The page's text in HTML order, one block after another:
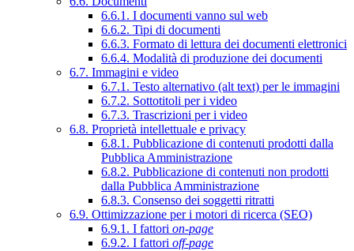
6.6.1. I documenti vanno sul web
6.6.2. Tipi di documenti
6.6.3. Formato di lettura dei documenti elettronici
6.6.4. Modalità di produzione dei documenti
6.7. Immagini e video
6.7.1. Testo alternativo (alt text) per le immagini
6.7.2. Sottotitoli per i video
6.7.3. Trascrizioni per i video
6.8. Proprietà intellettuale e privacy
6.8.1. Pubblicazione di contenuti prodotti dalla
Pubblica Amministrazione
6.8.2. Pubblicazione di contenuti non prodotti
dalla Pubblica Amministrazione
6.8.3. Consenso dei soggetti ritratti
6.9. Ottimizzazione per i motori di ricerca (SEO)
6.9.1. I fattori on-page
6.9.2. I fattori off-page